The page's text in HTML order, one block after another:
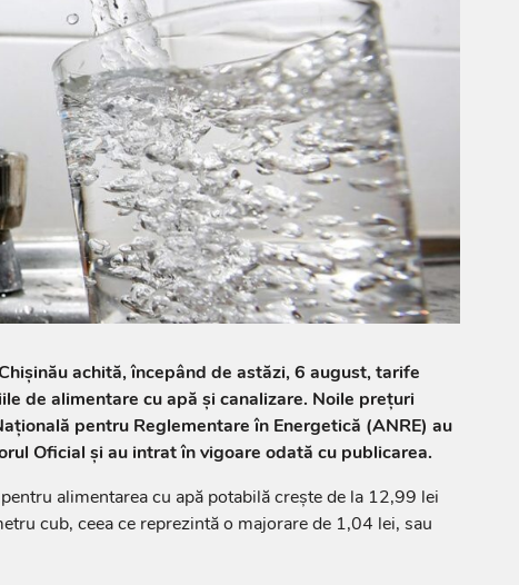
achită, începând de astăzi, 6 august, tarife
de alimentare cu apă și canalizare. Noile prețuri
pentru Reglementare în Energetică (ANRE) au
Oficial și au intrat în vigoare odată cu publicarea.
alimentarea cu apă potabilă crește de la 12,99 lei
cub, ceea ce reprezintă o majorare de 1,04 lei, sau